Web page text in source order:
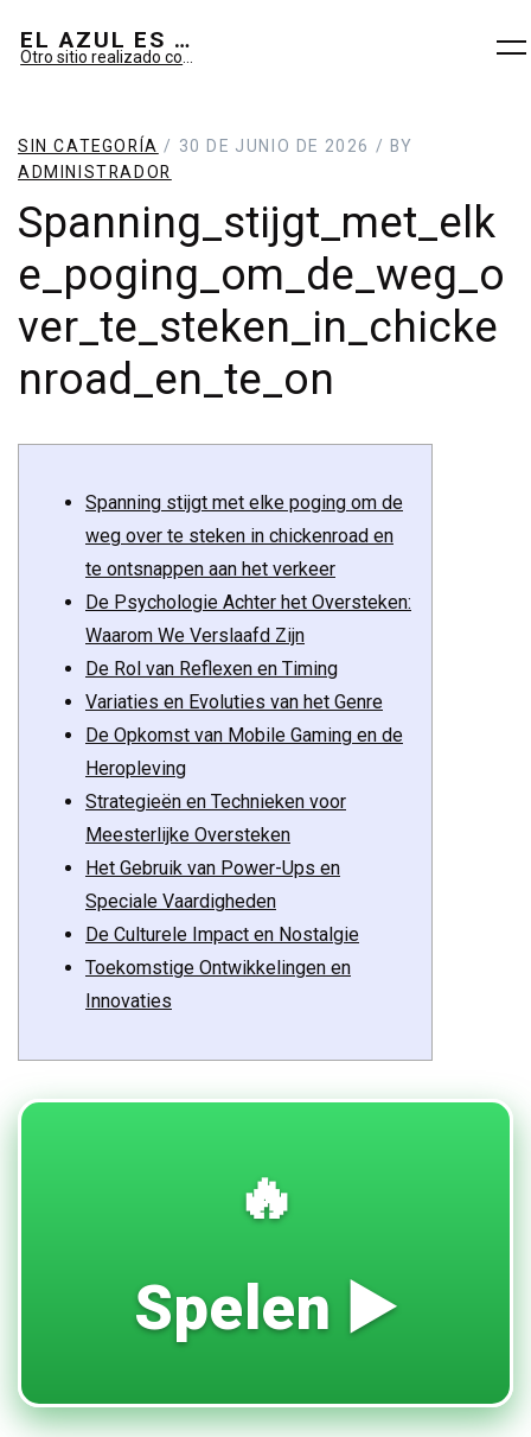
EL AZUL ES SUEÑO; EL VERDE ES IMAGINARIO
SIN CATEGORÍA / 30 DE JUNIO DE 2026 / BY
ADMINISTRADOR
Spanning_stijgt_met_elk
e_poging_om_de_weg_o
ver_te_steken_in_chicke
nroad_en_te_on
Spanning stijgt met elke poging om de
weg over te steken in chickenroad en
te ontsnappen aan het verkeer
De Psychologie Achter het Oversteken:
Waarom We Verslaafd Zijn
De Rol van Reflexen en Timing
Variaties en Evoluties van het Genre
De Opkomst van Mobile Gaming en de
Heropleving
Strategieën en Technieken voor
Meesterlijke Oversteken
Het Gebruik van Power-Ups en
Speciale Vaardigheden
De Culturele Impact en Nostalgie
Toekomstige Ontwikkelingen en
Innovaties
🔥
Spelen ▶️